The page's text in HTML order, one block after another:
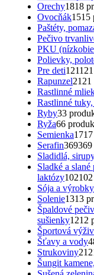
Orechy1818
Ovocňák1515
Paštéty,
Pečivo
PKU
Polievky,
Pre deti121
Rapunzel21 21
Rastlinné
Rastlinné
Ryby33
Ryža66
Semienka17
Serafin369
Sladidlá,
Sladké a
laktózy102
Sója a
Solenie1313
Špaldové
sušienky1212
Športová
Šťavy a vody
Strukoviny21
Šungit